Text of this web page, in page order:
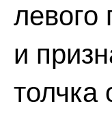
левого
и
толчка